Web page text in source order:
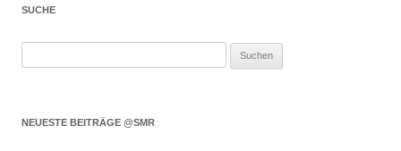
SUCHE
NEUESTE BEITRÄGE @SMR